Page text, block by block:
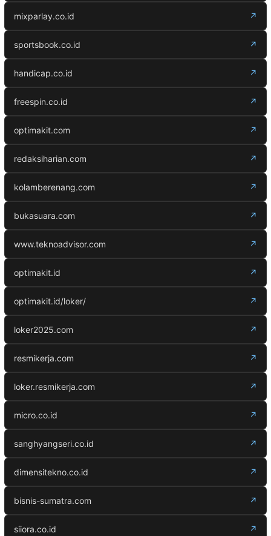
mixparlay.co.id ↗
sportsbook.co.id ↗
handicap.co.id ↗
freespin.co.id ↗
optimakit.com ↗
redaksiharian.com ↗
kolamberenang.com ↗
bukasuara.com ↗
www.teknoadvisor.com ↗
optimakit.id ↗
optimakit.id/loker/ ↗
loker2025.com ↗
resmikerja.com ↗
loker.resmikerja.com ↗
micro.co.id ↗
sanghyangseri.co.id ↗
dimensitekno.co.id ↗
bisnis-sumatra.com ↗
siiora.co.id ↗